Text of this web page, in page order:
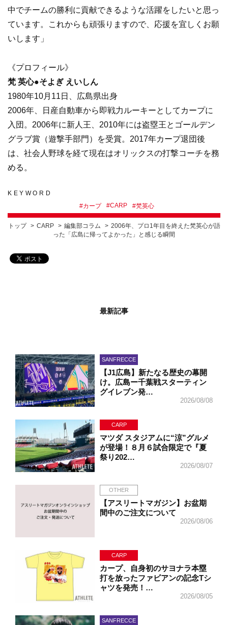
中でチームの勝利に貢献できるような活躍をしたいと思っ
ています。これからも頑張りますので、応援を宜しくお願
いします」
《プロフィール》
梵 英心●そよぎ えいしん
1980年10月11日、広島県出身
2006年、日産自動車から即戦力ルーキーとしてカープに
入団。2006年に新人王、2010年には盗塁王とゴールデン
グラブ賞（遊撃手部門）を受賞。2017年カープ退団後
は、社会人野球を経て現在はオリックスの打撃コーチを務
める。
KEYWORD
#カープ #CARP #梵英心
トップ CARP 編集部コラム
2006年、プロ1年目を終えた梵英心が語
った「広島に帰ってよかった」と感じる瞬間
最新記事
SANFRECCE
【J1広島】新たなる歴史の幕開
け。広島ー千葉戦スターティン
グイレブン発…
2026/08/08
CARP
マツダ スタジアムに“涼”グルメ
が登場！８月６試合限定で『夏
祭り202…
2026/08/07
OTHER
【アスリートマガジン】お盆期
間中のご注文について
2026/08/06
CARP
カープ、自身初のサヨナラ本塁
打を放ったファビアンの記念Tシ
ャツを発売！…
2026/08/05
SANFRECCE